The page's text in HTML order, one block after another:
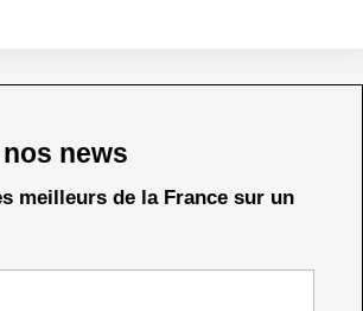
news
meilleurs de la France sur un